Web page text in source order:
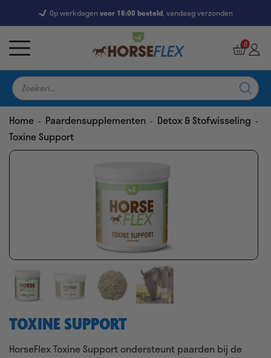
Op werkdagen voor 16:00 besteld, vandaag verzonden
Gratis levering vanaf €39,-
9,5 7246 Reviews
Producten
zoeken
0
Home - Paardensupplementen - Detox & Stofwisseling -
Toxine Support
TOXINE SUPPORT
HorseFlex Toxine Support ondersteunt paarden bij de